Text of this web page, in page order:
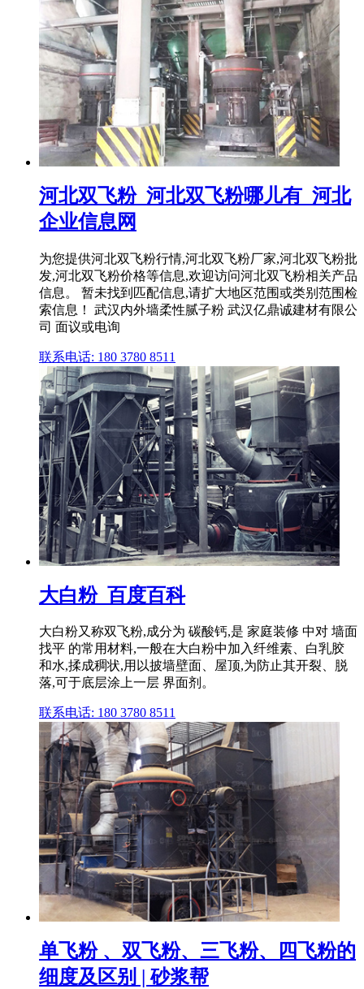
河北双飞粉_河北双飞粉哪儿有_河北
企业信息网
为您提供河北双飞粉行情,河北双飞粉厂家,河北双飞粉批
发,河北双飞粉价格等信息,欢迎访问河北双飞粉相关产品
信息。 暂未找到匹配信息,请扩大地区范围或类别范围检
索信息！ 武汉内外墙柔性腻子粉 武汉亿鼎诚建材有限公
司 面议或电询
联系电话: 180 3780 8511
大白粉_百度百科
大白粉又称双飞粉,成分为 碳酸钙,是 家庭装修 中对 墙面
找平 的常用材料,一般在大白粉中加入纤维素、白乳胶
和水,揉成稠状,用以披墙壁面、屋顶,为防止其开裂、脱
落,可于底层涂上一层 界面剂。
联系电话: 180 3780 8511
单飞粉 、双飞粉、三飞粉、四飞粉的
细度及区别 | 砂浆帮